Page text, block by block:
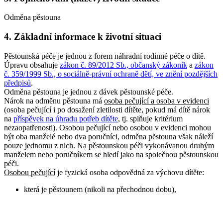
Odměna pěstouna
4. Základní informace k životní situaci
Pěstounská péče je jednou z forem náhradní rodinné péče o dítě.
Úpravu obsahuje zákon č. 89/2012 Sb., občanský zákoník a zákon
č. 359/1999 Sb., o sociálně-právní ochraně dětí, ve znění pozdějších
předpisů.
Odměna pěstouna je jednou z dávek pěstounské péče.
Nárok na odměnu pěstouna má osoba pečující a osoba v evidenci
(osoba pečující i po dosažení zletilosti dítěte, pokud má dítě nárok
na příspěvek na úhradu potřeb dítěte, tj. splňuje kritérium
nezaopatřenosti). Osobou pečující nebo osobou v evidenci mohou
být oba manželé nebo dva poručníci, odměna pěstouna však náleží
pouze jednomu z nich. Na pěstounskou péči vykonávanou druhým
manželem nebo poručníkem se hledí jako na společnou pěstounskou
péči.
Osobou pečujícíje fyzická osoba odpovědná za výchovu dítěte:
která je pěstounem (nikoli na přechodnou dobu),